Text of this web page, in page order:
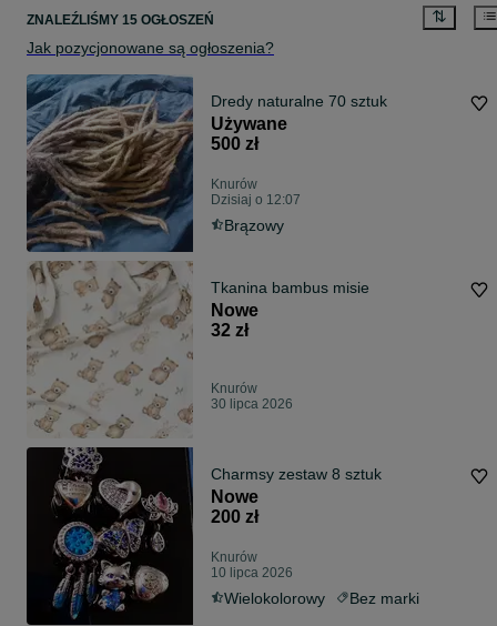
ZNALEŹLIŚMY 15 OGŁOSZEŃ
Jak pozycjonowane są ogłoszenia?
Dredy naturalne 70 sztuk
Używane
500 zł
Knurów
Dzisiaj o 12:07
Brązowy
Tkanina bambus misie
Nowe
32 zł
Knurów
30 lipca 2026
Charmsy zestaw 8 sztuk
Nowe
200 zł
Knurów
10 lipca 2026
Wielokolorowy Bez marki